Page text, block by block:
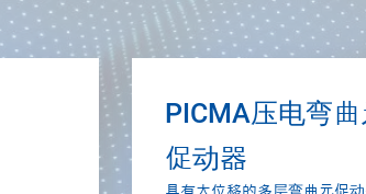
PICMA压电弯曲
促动器